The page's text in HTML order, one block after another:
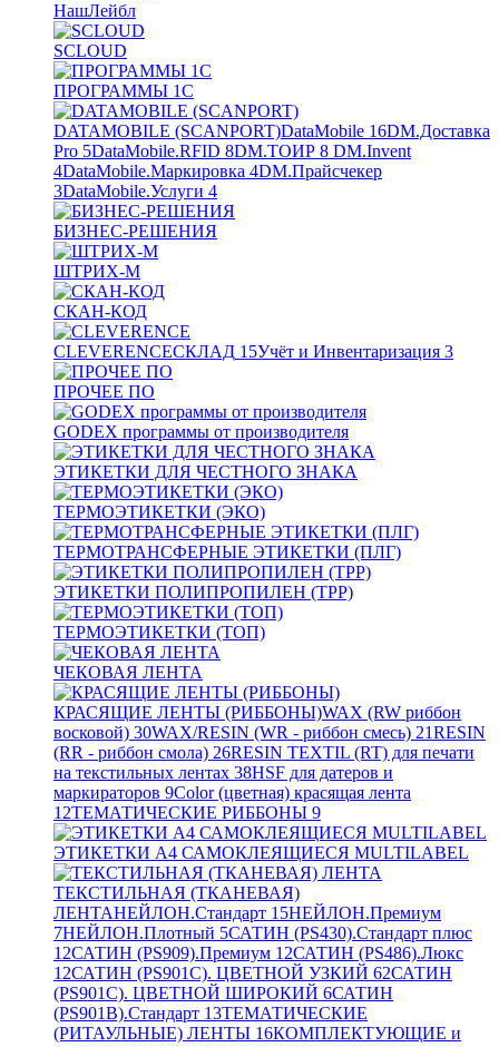
НашЛейбл
SCLOUD
ПРОГРАММЫ 1С
DATAMOBILE (SCANPORT)DataMobile 16DM.Доставка
Pro 5DataMobile.RFID 8DM.ТОИР 8 DM.Invent
4DataMobile.Маркировка 4DM.Прайсчекер
3DataMobile.Услуги 4
БИЗНЕС-РЕШЕНИЯ
ШТРИХ-М
СКАН-КОД
CLEVERENCEСКЛАД 15Учёт и Инвентаризация 3
ПРОЧЕЕ ПО
GODEX программы от производителя
ЭТИКЕТКИ ДЛЯ ЧЕСТНОГО ЗНАКА
ТЕРМОЭТИКЕТКИ (ЭКО)
ТЕРМОТРАНСФЕРНЫЕ ЭТИКЕТКИ (ПЛГ)
ЭТИКЕТКИ ПОЛИПРОПИЛЕН (TPP)
ТЕРМОЭТИКЕТКИ (ТОП)
ЧЕКОВАЯ ЛЕНТА
КРАСЯЩИЕ ЛЕНТЫ (РИББОНЫ)WAX (RW риббон
восковой) 30WAX/RESIN (WR - риббон смесь) 21RESIN
(RR - риббон смола) 26RESIN TEXTIL (RT) для печати
на текстильных лентах 38HSF для датеров и
маркираторов 9Color (цветная) красящая лента
12ТЕМАТИЧЕСКИЕ РИББОНЫ 9
ЭТИКЕТКИ А4 САМОКЛЕЯЩИЕСЯ MULTILABEL
ТЕКСТИЛЬНАЯ (ТКАНЕВАЯ)
ЛЕНТАНЕЙЛОН.Стандарт 15НЕЙЛОН.Премиум
7НЕЙЛОН.Плотный 5САТИН (PS430).Стандарт плюс
12САТИН (PS909).Премиум 12САТИН (PS486).Люкс
12САТИН (PS901C). ЦВЕТНОЙ УЗКИЙ 62САТИН
(PS901C). ЦВЕТНОЙ ШИРОКИЙ 6САТИН
(PS901B).Стандарт 13ТЕМАТИЧЕСКИЕ
(РИТАУЛЬНЫЕ) ЛЕНТЫ 16КОМПЛЕКТУЮЩИЕ и